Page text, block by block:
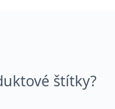
štítky?